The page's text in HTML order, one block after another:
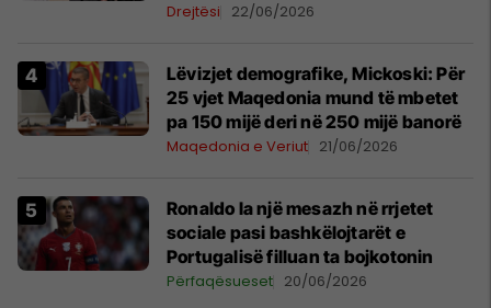
Drejtësi 22/06/2026
Lëvizjet demografike, Mickoski: Për
25 vjet Maqedonia mund të mbetet
pa 150 mijë deri në 250 mijë banorë
Maqedonia e Veriut 21/06/2026
Ronaldo la një mesazh në rrjetet
sociale pasi bashkëlojtarët e
Portugalisë filluan ta bojkotonin
Përfaqësueset 20/06/2026